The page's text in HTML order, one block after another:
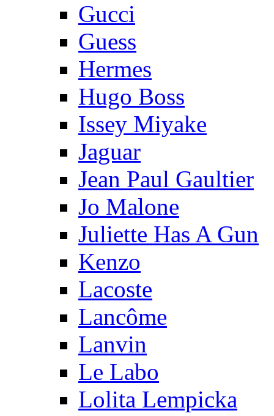
Gucci
Guess
Hermes
Hugo Boss
Issey Miyake
Jaguar
Jean Paul Gaultier
Jo Malone
Juliette Has A Gun
Kenzo
Lacoste
Lancôme
Lanvin
Le Labo
Lolita Lempicka